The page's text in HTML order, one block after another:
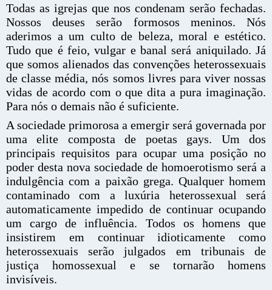
Todas as igrejas que nos condenam serão fechadas.
Nossos deuses serão formosos meninos. Nós
aderimos a um culto de beleza, moral e estético.
Tudo que é feio, vulgar e banal será aniquilado. Já
que somos alienados das convenções heterossexuais
de classe média, nós somos livres para viver nossas
vidas de acordo com o que dita a pura imaginação.
Para nós o demais não é suficiente.
A sociedade primorosa a emergir será governada por
uma elite composta de poetas gays. Um dos
principais requisitos para ocupar uma posição no
poder desta nova sociedade de homoerotismo será a
indulgência com a paixão grega. Qualquer homem
contaminado com a luxúria heterossexual será
automaticamente impedido de continuar ocupando
um cargo de influência. Todos os homens que
insistirem em continuar idioticamente como
heterossexuais serão julgados em tribunais de
justiça homossexual e se tornarão homens
invisíveis.